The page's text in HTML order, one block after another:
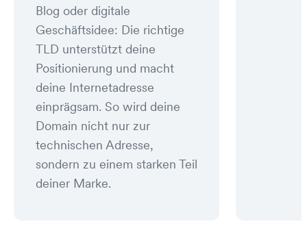
Blog oder digitale
Geschäftsidee: Die richtige
TLD unterstützt deine
Positionierung und macht
deine Internetadresse
einprägsam. So wird deine
Domain nicht nur zur
technischen Adresse,
sondern zu einem starken Teil
deiner Marke.